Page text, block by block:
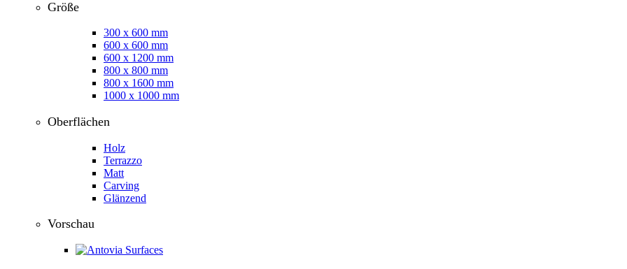
Größe
300 x 600 mm
600 x 600 mm
600 x 1200 mm
800 x 800 mm
800 x 1600 mm
1000 x 1000 mm
Oberflächen
Holz
Terrazzo
Matt
Carving
Glänzend
Vorschau